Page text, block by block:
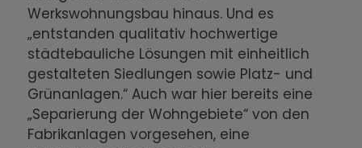
Werkswohnungsbau hinaus. Und es
„entstanden qualitativ hochwertige
städtebauliche Lösungen mit einheitlich
gestalteten Siedlungen sowie Platz- und
Grünanlagen.“ Auch war hier bereits eine
„Separierung der Wohngebiete“ von den
Fabrikanlagen vorgesehen, eine